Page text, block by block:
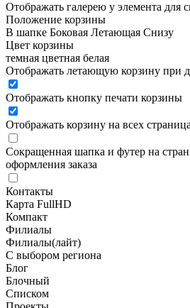
Отображать галерею у элемента для
Положение корзины
В шапке Боковая Летающая Снизу
Цвет корзины
темная цветная белая
Отображать летающую корзину при
Отображать кнопку печати корзины
Отображать корзину на всех
Сокращенная шапка и футер на
оформления заказа
Контакты
Карта FullHD
Компакт
Филиалы
Филиалы(лайт)
С выбором региона
Блог
Блочный
Списком